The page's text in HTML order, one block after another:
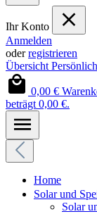
Ihr Konto
Anmelden
oderregistrieren
Übersicht
0,00 €
beträgt 0,00 €.
Home
Solar und
Solar